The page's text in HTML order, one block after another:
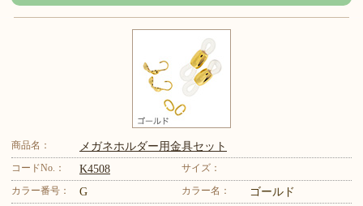
商品名： メガネホルダー用金具セット
コードNo.： K4508
サイズ：
カラー番号：
G カラー名： ゴールド